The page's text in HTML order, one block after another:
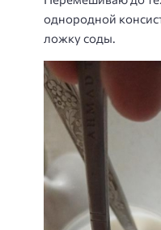
однородной
ложку соды.